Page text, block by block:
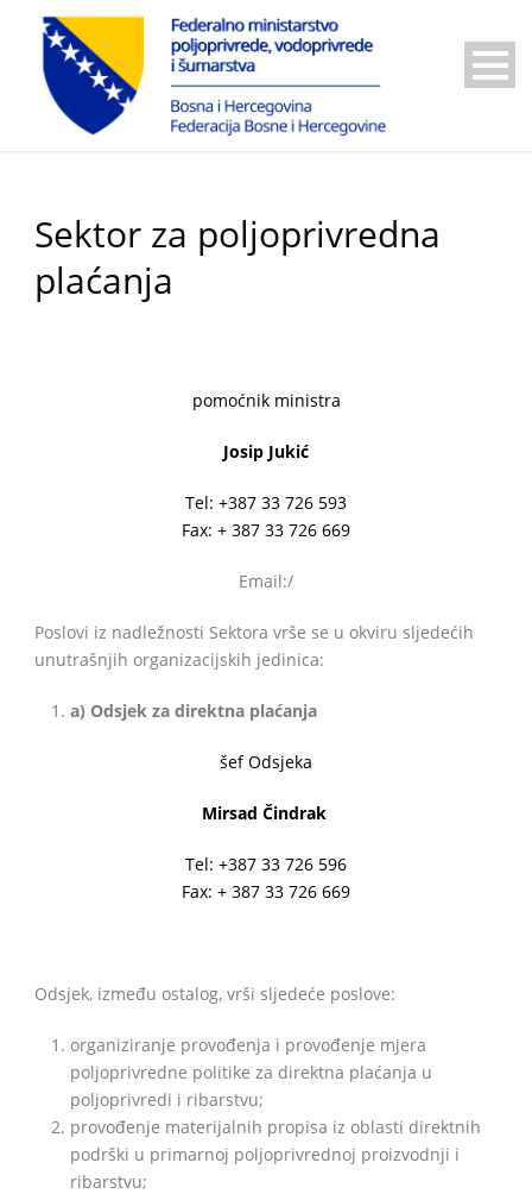
BiH
Sektor za poljoprivredna
plaćanja
pomoćnik ministra
Josip Jukić
Tel: +387 33 726 593
Fax: + 387 33 726 669
Email:/
Poslovi iz nadležnosti Sektora vrše se u okviru sljedećih
unutrašnjih organizacijskih jedinica:
a) Odsjek za direktna plaćanja
šef Odsjeka
Mirsad Čindrak
Tel: +387 33 726 596
Fax: + 387 33 726 669
Odsjek, između ostalog, vrši sljedeće poslove:
organiziranje provođenja i provođenje mjera
poljoprivredne politike za direktna plaćanja u
poljoprivredi i ribarstvu;
provođenje materijalnih propisa iz oblasti direktnih
podrški u primarnoj poljoprivrednoj proizvodnji i
ribarstvu;